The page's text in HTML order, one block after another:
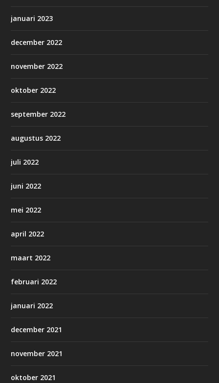
januari 2023
december 2022
november 2022
oktober 2022
september 2022
augustus 2022
juli 2022
juni 2022
mei 2022
april 2022
maart 2022
februari 2022
januari 2022
december 2021
november 2021
oktober 2021